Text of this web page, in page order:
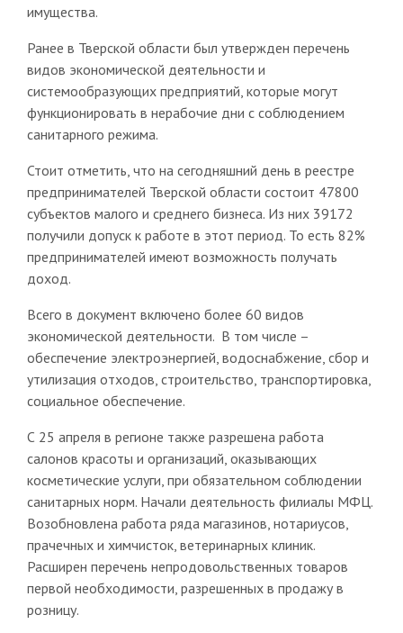
имущества.
Ранее в Тверской области был утвержден перечень
видов экономической деятельности и
системообразующих предприятий, которые могут
функционировать в нерабочие дни с соблюдением
санитарного режима.
Стоит отметить, что на сегодняшний день в реестре
предпринимателей Тверской области состоит 47800
субъектов малого и среднего бизнеса. Из них 39172
получили допуск к работе в этот период. То есть 82%
предпринимателей имеют возможность получать
доход.
Всего в документ включено более 60 видов
экономической деятельности. В том числе –
обеспечение электроэнергией, водоснабжение, сбор и
утилизация отходов, строительство, транспортировка,
социальное обеспечение.
С 25 апреля в регионе также разрешена работа
салонов красоты и организаций, оказывающих
косметические услуги, при обязательном соблюдении
санитарных норм. Начали деятельность филиалы МФЦ.
Возобновлена работа ряда магазинов, нотариусов,
прачечных и химчисток, ветеринарных клиник.
Расширен перечень непродовольственных товаров
первой необходимости, разрешенных в продажу в
розницу.